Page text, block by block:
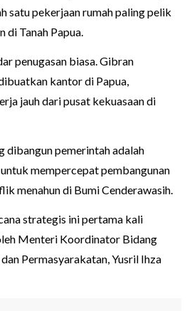
satu pekerjaan rumah paling pelik
di Tanah Papua.
penugasan biasa. Gibran
kantor di Papua,
jauh dari pusat kekuasaan di
dibangun pemerintah adalah
mempercepat pembangunan
menahun di Bumi Cenderawasih.
strategis ini pertama kali
Menteri Koordinator Bidang
Permasyarakatan, Yusril Ihza